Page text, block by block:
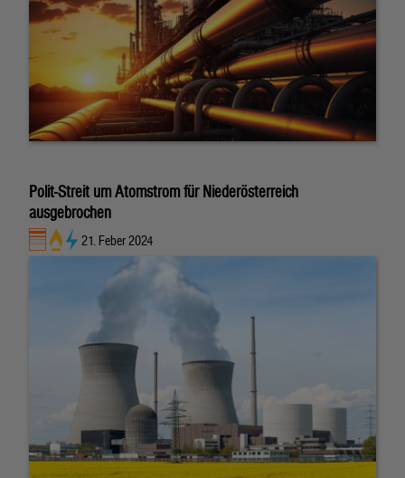
Polit-Streit um Atomstrom für Niederösterreich
ausgebrochen
21. Feber 2024